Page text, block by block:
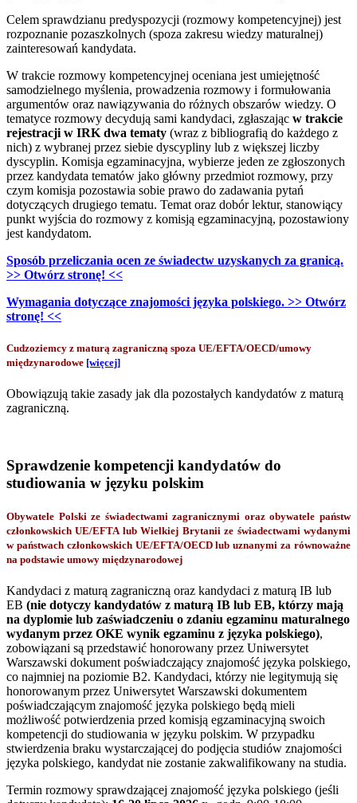
Celem sprawdzianu predyspozycji (rozmowy kompetencyjnej) jest
rozpoznanie pozaszkolnych (spoza zakresu wiedzy maturalnej)
zainteresowań kandydata.
W trakcie rozmowy kompetencyjnej oceniana jest umiejętność
samodzielnego myślenia, prowadzenia rozmowy i formułowania
argumentów oraz nawiązywania do różnych obszarów wiedzy. O
tematyce rozmowy decydują sami kandydaci, zgłaszając w trakcie
rejestracji w IRK dwa tematy (wraz z bibliografią do każdego z
nich) z wybranej przez siebie dyscypliny lub z większej liczby
dyscyplin. Komisja egzaminacyjna, wybierze jeden ze zgłoszonych
przez kandydata tematów jako główny przedmiot rozmowy, przy
czym komisja pozostawia sobie prawo do zadawania pytań
dotyczących drugiego tematu. Temat oraz dobór lektur, stanowiący
punkt wyjścia do rozmowy z komisją egzaminacyjną, pozostawiony
jest kandydatom.
Sposób przeliczania ocen ze świadectw uzyskanych za granicą.
>> Otwórz stronę! <<
Wymagania dotyczące znajomości języka polskiego. >> Otwórz
stronę! <<
Cudzoziemcy z maturą zagraniczną spoza UE/EFTA/OECD/umowy
międzynarodowe [więcej]
Obowiązują takie zasady jak dla pozostałych kandydatów z maturą
zagraniczną.
Sprawdzenie kompetencji kandydatów do
studiowania w języku polskim
Obywatele Polski ze świadectwami zagranicznymi oraz obywatele państw
członkowskich UE/EFTA lub Wielkiej Brytanii ze świadectwami wydanymi
w państwach członkowskich UE/EFTA/OECD lub uznanymi za równoważne
na podstawie umowy międzynarodowej
Kandydaci z maturą zagraniczną oraz kandydaci z maturą IB lub
EB (nie dotyczy kandydatów z maturą IB lub EB, którzy mają
na dyplomie lub zaświadczeniu o zdaniu egzaminu maturalnego
wydanym przez OKE wynik egzaminu z języka polskiego),
zobowiązani są przedstawić honorowany przez Uniwersytet
Warszawski dokument poświadczający znajomość języka polskiego,
co najmniej na poziomie B2. Kandydaci, którzy nie legitymują się
honorowanym przez Uniwersytet Warszawski dokumentem
poświadczającym znajomość języka polskiego będą mieli
możliwość potwierdzenia przed komisją egzaminacyjną swoich
kompetencji do studiowania w języku polskim. W przypadku
stwierdzenia braku wystarczającej do podjęcia studiów znajomości
języka polskiego, kandydat nie zostanie zakwalifikowany na studia.
Termin rozmowy sprawdzającej znajomość języka polskiego (jeśli